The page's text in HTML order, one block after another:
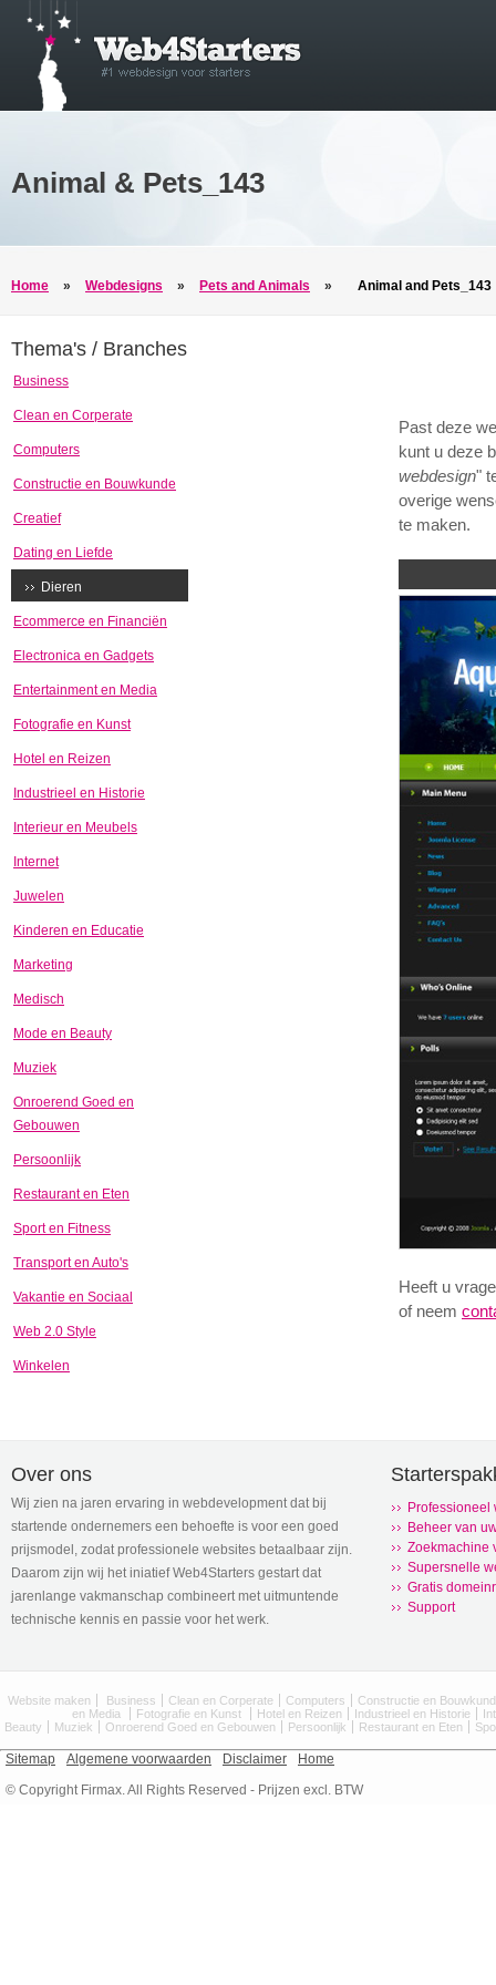
Animal & Pets_143
Home » Webdesigns » Pets and Animals » Animal and Pets_143
Thema's / Branches
Business
Clean en Corperate
Computers
Constructie en Bouwkunde
Creatief
Dating en Liefde
Dieren
Ecommerce en Financiën
Electronica en Gadgets
Entertainment en Media
Fotografie en Kunst
Hotel en Reizen
Industrieel en Historie
Interieur en Meubels
Internet
Juwelen
Kinderen en Educatie
Marketing
Medisch
Mode en Beauty
Muziek
Onroerend Goed en
Gebouwen
Persoonlijk
Restaurant en Eten
Sport en Fitness
Transport en Auto's
Vakantie en Sociaal
Web 2.0 Style
Winkelen
Past deze
kunt u deze
webdesign"
overige
te maken.
Heeft u
of neem
Over ons
Wij zien na jaren ervaring in webdevelopment dat bij
startende ondernemers een behoefte is voor een goed
prijsmodel, zodat professionele websites betaalbaar zijn.
Daarom zijn wij het iniatief Web4Starters gestart dat
jarenlange vakmanschap combineert met uitmuntende
technische kennis en passie voor het werk.
Professioneel
Beheer van
Zoekmachine
Supersnelle
Gratis
Support
Website maken Business Clean en Corperate Computers
Constructie en
en Media
Fotografie en Kunst Hotel en Reizen Industrieel en Historie
Beauty
Muziek Onroerend Goed en Gebouwen Persoonlijk Restaurant en Eten
Sitemap Algemene voorwaarden Disclaimer
Home
© Copyright Firmax. All Rights Reserved - Prijzen excl. BTW